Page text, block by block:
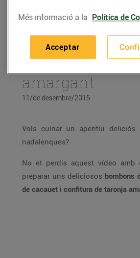
RECEPTES
Bombons de
arrebossat de
confitura de
amargant
11/de desembre/2015
Vols cuinar un aperitiu deliciós
nadalenques?
No et perdis aquest vídeo amb
preparar uns deliciosos bombons
de cacauet i confitura de taronja
Més informació a la Política de
Acceptar